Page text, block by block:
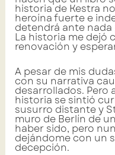
historia de Kestra
heroína fuerte e
detendrá ante nada
La historia me dejó
renovación y
A pesar de mis
con su narrativa
desarrollados. Pero
historia se sintió
susurro distante y
muro de Berlín de
haber sido, pero
dejándome con un
decepción.